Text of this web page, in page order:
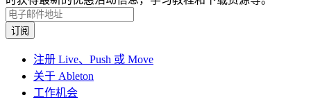
注册 Live、Push 或 Move
关于 Ableton
工作机会